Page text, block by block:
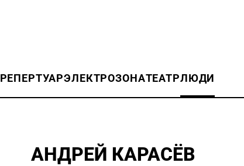
РЕПЕРТУАРЭЛЕКТРОЗОНАТЕАТРЛЮДИ
АНДРЕЙ КАРАСЁВ